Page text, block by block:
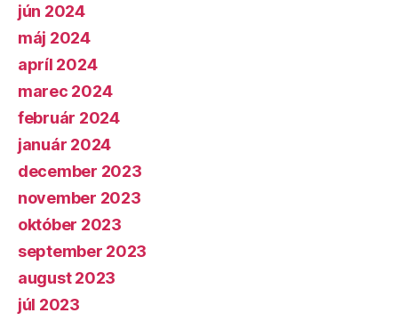
jún 2024
máj 2024
apríl 2024
marec 2024
február 2024
január 2024
december 2023
november 2023
október 2023
september 2023
august 2023
júl 2023